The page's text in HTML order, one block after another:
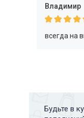
Владимир
всегда на
Будьте в